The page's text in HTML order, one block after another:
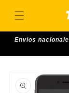
content
Envíos
product
information